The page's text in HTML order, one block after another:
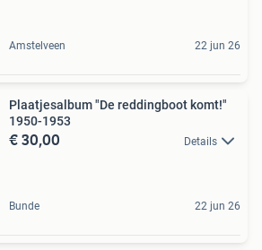
Amstelveen 22 jun 26
Plaatjesalbum "De reddingboot komt!"
1950-1953
€ 30,00 Details
Bunde 22 jun 26